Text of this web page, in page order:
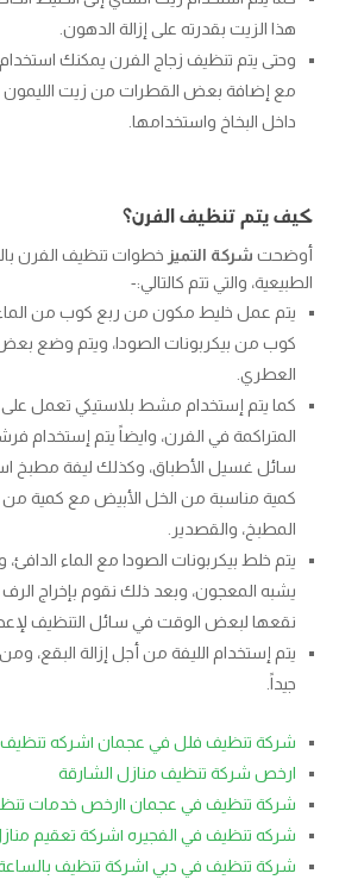
هذا الزيت بقدرته على إزالة الدهون.
وحتى يتم تنظيف زجاج الفرن يمكنك
مع إضافة بعض القطرات من زيت الليمون
داخل البخاخ واستخدامها.
كيف يتم تنظيف الفرن؟
أوضحت شركة التميز خطوات تنظيف الفرن
الطبيعية، والتي تتم كالتالي:-
يتم عمل خليط مكون من ربع كوب من الماء
كوب من بيكربونات الصودا، ويتم وضع
العطري.
كما يتم إستخدام مشط بلاستيكي تعمل
المتراكمة في الفرن، وايضاً يتم إستخدام
سائل غسيل الأطباق، وكذلك ليفة مطبخ
كمية مناسبة من الخل الأبيض مع كمية من
المطبخ، والقصدير.
يتم خلط بيكربونات الصودا مع الماء الدافئ،
يشبه المعجون، وبعد ذلك نقوم بإخراج الرف
نقعها لبعض الوقت في سائل التنظيف
يتم إستخدام الليفة من أجل إزالة البقع،
جيداً.
شركة تنظيف فلل في عجمان |شركه تنظيف
ارخص شركة تنظيف منازل الشارقة
شركة تنظيف في عجمان |ارخص خدمات
شركه تنظيف في الفجيره |شركة تعقيم
شركة تنظيف في دبي |شركة تنظيف